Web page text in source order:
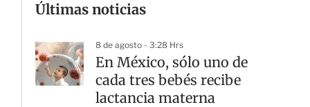
Últimas noticias
8 de agosto - 3:28 Hrs
En México, sólo uno de
cada tres bebés recibe
lactancia materna